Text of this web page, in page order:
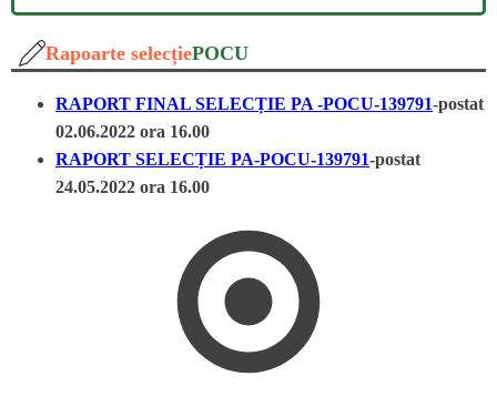
Rapoarte selecțiePOCU
RAPORT FINAL SELECȚIE PA -POCU-139791-postat
02.06.2022 ora 16.00
RAPORT SELECȚIE PA-POCU-139791-postat
24.05.2022 ora 16.00